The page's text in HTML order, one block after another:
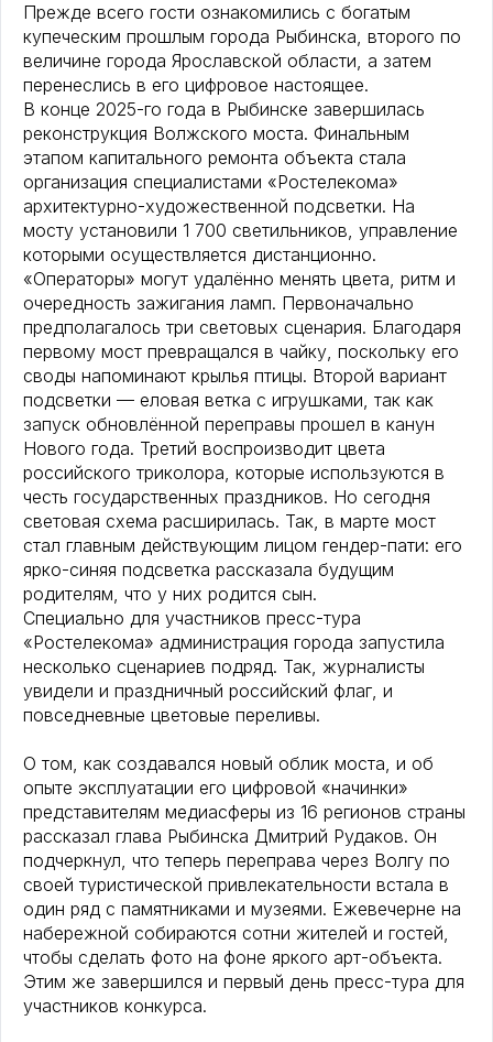
Прежде всего гости ознакомились с богатым
купеческим прошлым города Рыбинска, второго по
величине города Ярославской области, а затем
перенеслись в его цифровое настоящее.
В конце 2025-го года в Рыбинске завершилась
реконструкция Волжского моста. Финальным
этапом капитального ремонта объекта стала
организация специалистами «Ростелекома»
архитектурно-художественной подсветки. На
мосту установили 1 700 светильников, управление
которыми осуществляется дистанционно.
«Операторы» могут удалённо менять цвета, ритм и
очередность зажигания ламп. Первоначально
предполагалось три световых сценария. Благодаря
первому мост превращался в чайку, поскольку его
своды напоминают крылья птицы. Второй вариант
подсветки — еловая ветка с игрушками, так как
запуск обновлённой переправы прошел в канун
Нового года. Третий воспроизводит цвета
российского триколора, которые используются в
честь государственных праздников. Но сегодня
световая схема расширилась. Так, в марте мост
стал главным действующим лицом гендер-пати: его
ярко-синяя подсветка рассказала будущим
родителям, что у них родится сын.
Специально для участников пресс-тура
«Ростелекома» администрация города запустила
несколько сценариев подряд. Так, журналисты
увидели и праздничный российский флаг, и
повседневные цветовые переливы.
О том, как создавался новый облик моста, и об
опыте эксплуатации его цифровой «начинки»
представителям медиасферы из 16 регионов страны
рассказал глава Рыбинска Дмитрий Рудаков. Он
подчеркнул, что теперь переправа через Волгу по
своей туристической привлекательности встала в
один ряд с памятниками и музеями. Ежевечерне на
набережной собираются сотни жителей и гостей,
чтобы сделать фото на фоне яркого арт-объекта.
Этим же завершился и первый день пресс-тура для
участников конкурса.